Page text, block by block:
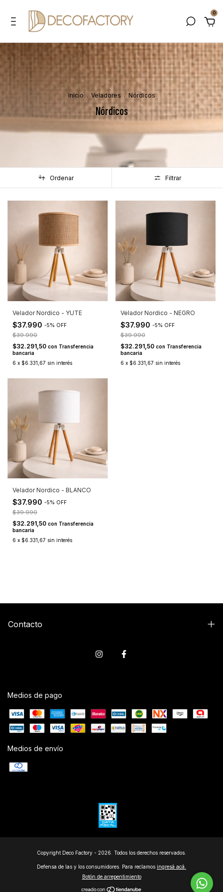
0
Inicio . Veladores . Nórdicos
Nórdicos
Ordenar Filtrar
Velador Nordico - YUTE
$37.990 -5% OFF
$39.990
$32.291,50 con Transferencia
bancaria
6 x $6.331,67 sin interés
Velador Nordico - NEGRO
$37.990 -5% OFF
$39.990
$32.291,50 con Transferencia
bancaria
6 x $6.331,67 sin interés
Velador Nordico - BLANCO
$37.990 -5% OFF
$39.990
$32.291,50 con Transferencia
bancaria
6 x $6.331,67 sin interés
Contacto
Medios de pago
Medios de envío
Copyright Deco Factory - 2026. Todos los derechos reservados.
Defensa de las y los consumidores. Para reclamos ingresá acá.
Botón de arrepentimiento